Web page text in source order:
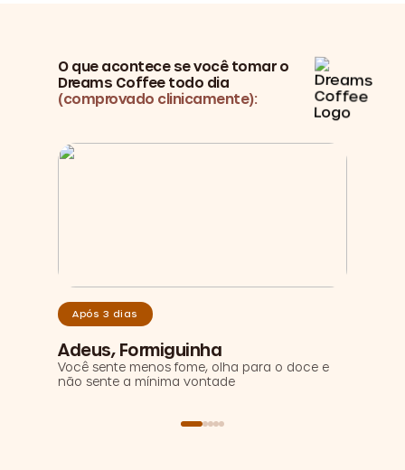
O que acontece se você tomar o
Dreams Coffee todo dia
(comprovado clinicamente):
Após 3 dias
Adeus, Formiguinha
Você sente menos fome, olha para o doce e
não sente a mínima vontade